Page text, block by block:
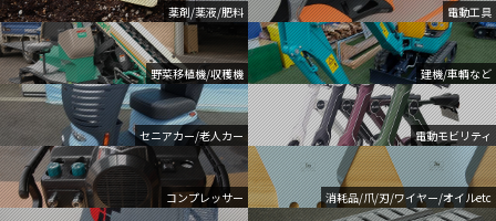
薬剤/薬液/肥料 電動工具
野菜移植機/収穫機 建機/車輌など
セニアカー/老人カー 電動モビリティ
コンプレッサー 消耗品/爪/刃/ワイヤー/オイルetc